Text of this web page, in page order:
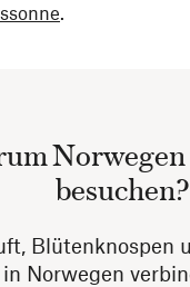
.
besuchen?
Blütenknospen
Norwegen